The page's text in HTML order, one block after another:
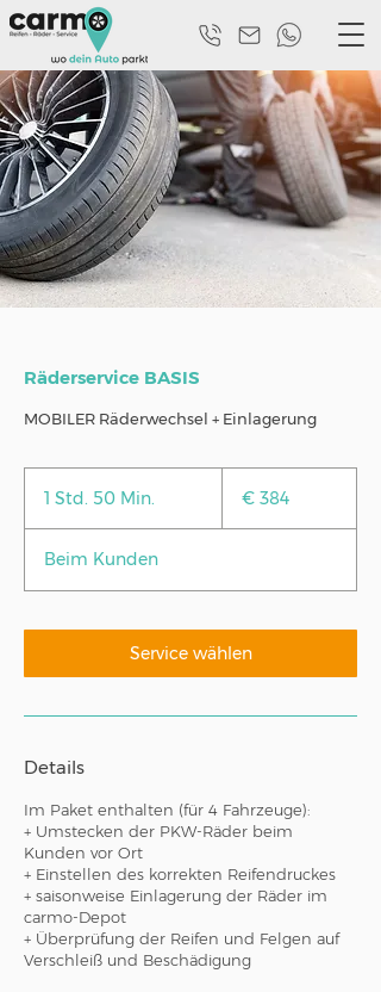
Räderservice BASIS
MOBILER Räderwechsel + Einlagerung
1 Std. 50 Min.
d
5
M
i
n
€ 384
Beim Kunden
Service wählen
Details
Im Paket enthalten (für 4 Fahrzeuge):
+ Umstecken der PKW-Räder beim
Kunden vor Ort
+ Einstellen des korrekten Reifendruckes
+ saisonweise Einlagerung der Räder im
carmo-Depot
+ Überprüfung der Reifen und Felgen auf
Verschleiß und Beschädigung